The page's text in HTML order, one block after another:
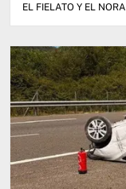
EL FIELATO Y EL NORA